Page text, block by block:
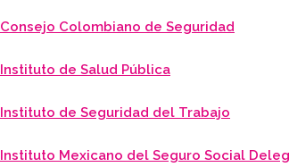
Consejo Colombiano de Seguridad
Instituto de Salud Pública
Instituto de Seguridad del Trabajo
Instituto Mexicano del Seguro Social